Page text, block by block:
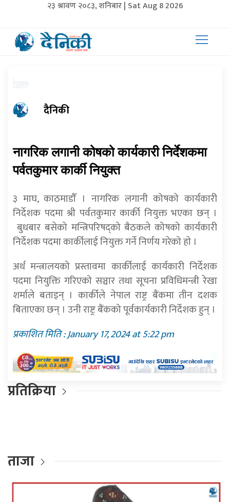
२३ श्रावण २०८३, शनिबार | Sat Aug 8 2026
दैनिकी
नागरिक लगानी कोषको कार्यकारी निर्देशकमा
पर्वतकुमार कार्की नियुक्त
३ माघ, काठमाडाैँ । नागरिक लगानी कोषको कार्यकारी
निर्देशक पदमा श्री पर्वतकुमार कार्की नियुक्त भएका छन् ।
बुधबार बसेको मन्त्रिपरिषद्को बैठकले कोषको कार्यकारी
निर्देशक पदमा कार्कीलाई नियुक्त गर्ने निर्णय गरेको हाे ।
अर्थ मन्त्रालयको प्रस्तावमा कार्कीलाई कार्यकारी निर्देशक
पदमा नियुक्ति गरिएको सञ्चार तथा सूचना प्रविधिमन्त्री रेखा
शर्माले बताइन् । कार्कीले नेपाल राष्ट्र बैंकमा तीन दशक
बिताएका छन् । उनी राष्ट्र बैंकको पूर्वकार्यकारी निर्देशक हुन् ।
प्रकाशित मिति : January 17, 2024 at 5:22 pm
प्रतिक्रिया
ताजा